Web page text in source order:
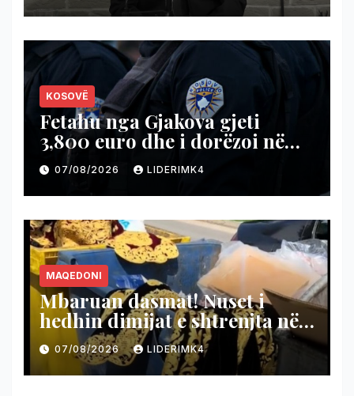
KOSOVË
Fetahu nga Gjakova gjeti
3,800 euro dhe i dorëzoi në
Polici dha shembull të
ndershmërisë
07/08/2026 LIDERIMK4
MAQEDONI
Mbaruan dasmat! Nuset i
hedhin dimijat e shtrenjta në
koshin e mbeturinave (VIDEO)
07/08/2026 LIDERIMK4